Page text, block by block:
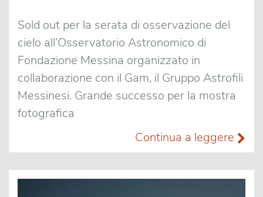
Sold out per la serata di osservazione del
cielo all’Osservatorio Astronomico di
Fondazione Messina organizzato in
collaborazione con il Gam, il Gruppo Astrofili
Messinesi. Grande successo per la mostra
fotografica
Continua a leggere